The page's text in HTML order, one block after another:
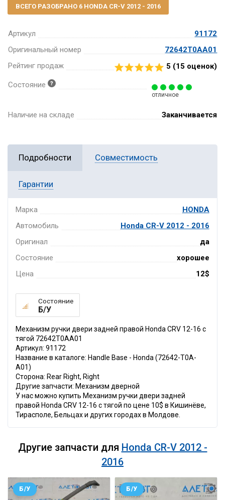
Артикул
91172
Оригинальный номер
72642T0AA01
Рейтинг продаж
5 (15 оценок)
Состояние
отличное
Наличие на складе Заканчивается
ВСЕГО РАЗОБРАНО 6 HONDA CR-V 2012 - 2016
Подробности Совместимость
Гарантии
Марка
HONDA
Автомобиль
Honda CR-V 2012 - 2016
Оригинал
да
Состояние
хорошее
Цена
12$
Состояние
Б/У
Механизм ручки двери задней правой Honda CRV 12-16 с
тягой 72642T0AA01
Артикул: 91172
Название в каталоге: Handle Base - Honda (72642-T0A-
A01)
Сторона: Rear Right, Right
Другие запчасти: Механизм дверной
У нас можно купить Механизм ручки двери задней
правой Honda CRV 12-16 с тягой по цене 10$ в Кишинёве,
Тирасполе, Бельцах и других городах в Молдове.
Другие запчасти для Honda CR-V 2012 -
2016
Б/У Б/У